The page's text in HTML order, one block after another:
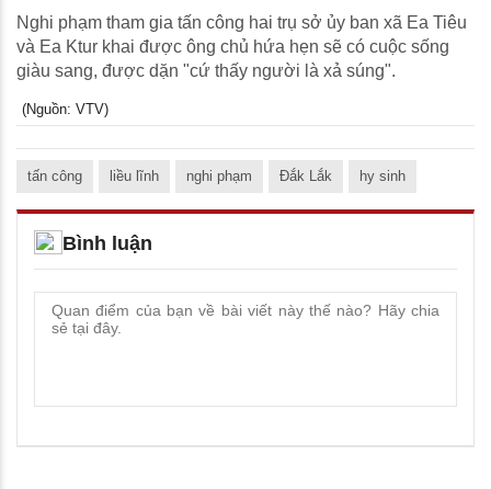
Nghi phạm tham gia tấn công hai trụ sở ủy ban xã Ea Tiêu
và Ea Ktur khai được ông chủ hứa hẹn sẽ có cuộc sống
giàu sang, được dặn "cứ thấy người là xả súng".
(Nguồn: VTV)
tấn công liều lĩnh nghi phạm Đắk Lắk hy sinh
Bình luận